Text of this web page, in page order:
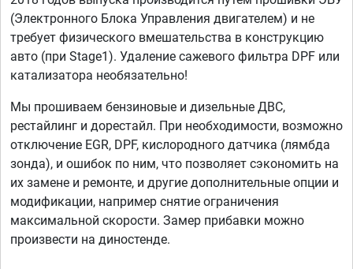
(Электронного Блока Управления двигателем) и не
требует физического вмешательства в конструкцию
авто (при Stage1). Удаление сажевого фильтра DPF или
катализатора необязательно!
Мы прошиваем бензиновые и дизельные ДВС,
рестайлинг и дорестайл. При необходимости, возможно
отключение EGR, DPF, кислородного датчика (лямбда
зонда), и ошибок по ним, что позволяет сэкономить на
их замене и ремонте, и другие дополнительные опции и
модификации, например снятие ограничения
максимальной скорости. Замер прибавки можно
произвести на диностенде.